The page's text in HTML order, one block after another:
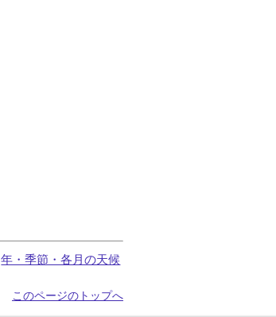
年・季節・各月の天候
このページのトップへ